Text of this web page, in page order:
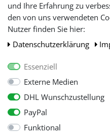
und Ihre Erfahrung zu
den von uns verwendeten
Nutzer finden Sie hier:
Daten­schutz­erklärung
Essenziell
Externe Medien
DHL Wunschzustellung
PayPal
Funktional
WIR AKZEPTIEREN